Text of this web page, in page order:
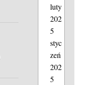
luty
202
5
styc
zeń
202
5